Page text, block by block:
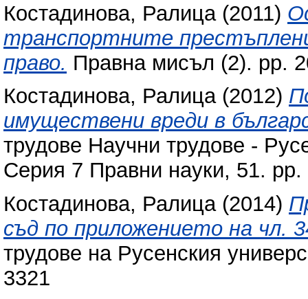
Костадинова, Ралица(2011)
транспортните
право. Правна мисъл (2). pp.
Костадинова, Ралица(2012)
имуществени вреди в
трудове Научни трудове -
Серия 7 Правни науки, 51.
Костадинова, Ралица(2014)
съд по приложението на чл.
трудове на Русенския
3321